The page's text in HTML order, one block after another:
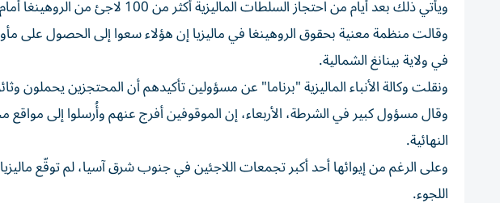
ويأتي ذلك بعد أيام من احتجاز السلطات الماليزية أكثر من 100 لاجئ من الروهينغا أمام مقر المفوضية السامية لللاجئين في كوالالمبور.
وقالت منظمة معنية بحقوق الروهينغا في ماليزيا إن هؤلاء سعوا إلى الحصول على
في ولاية بينانغ الشمالية.
ونقلت وكالة الأنباء الماليزية "برناما" عن مسؤولين تأكيدهم أن المحتجزين يحملون
وقال مسؤول كبير في الشرطة، الأربعاء، إن الموقوفين أفرج عنهم وأُرسلوا إلى مواقع
النهائية.
اللجوء.